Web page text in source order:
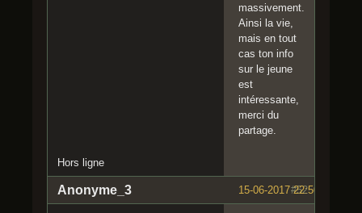
massivement.
Ainsi la vie,
mais en tout
cas ton info
sur le jeune
est
intéressante,
merci du
partage.
Hors ligne
#52
15-06-2017 22:50:36
Anonyme_3